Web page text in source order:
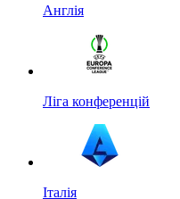
Англія
Ліга конференцій
Італія